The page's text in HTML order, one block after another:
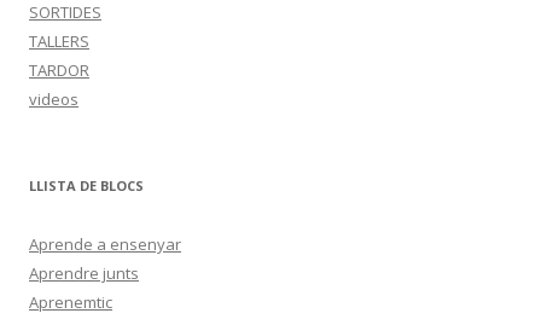
SORTIDES
TALLERS
TARDOR
videos
LLISTA DE BLOCS
Aprende a ensenyar
Aprendre junts
Aprenemtic